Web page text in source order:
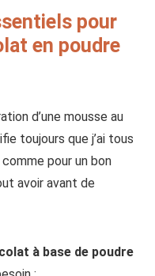
pour
en poudre
d’une mousse au
toujours que j’ai tous
pour un bon
avoir avant de
à base de poudre